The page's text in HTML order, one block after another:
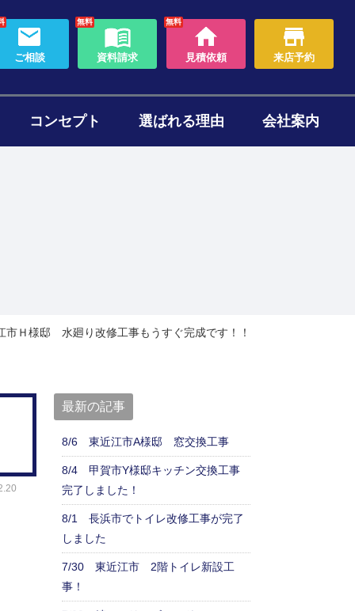
ご相談
無料
資料請求
無料
見積依頼 来店予約
コンセプト 選ばれる理由 会社案内
Ｈ様邸 水廻り改修工事もうすぐ完成です！！
最新の記事
8/6 東近江市A様邸 窓交換工事
8/4 甲賀市Y様邸キッチン交換工事
完了しました！
8/1 長浜市でトイレ改修工事が完了
しました
7/30 東近江市 2階トイレ新設工
事！